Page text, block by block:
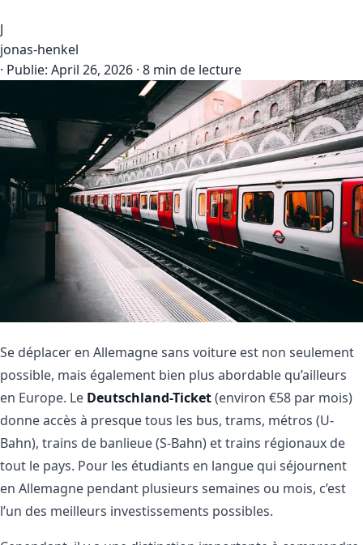
J
jonas-henkel
· Publie: April 26, 2026 · 8 min de lecture
Se déplacer en Allemagne sans voiture est non seulement
possible, mais également bien plus abordable qu’ailleurs
en Europe. Le Deutschland-Ticket(environ €58 par mois)
donne accès à presque tous les bus, trams, métros (U-
Bahn), trains de banlieue (S-Bahn) et trains régionaux de
tout le pays. Pour les étudiants en langue qui séjournent
en Allemagne pendant plusieurs semaines ou mois, c’est
l’un des meilleurs investissements possibles.